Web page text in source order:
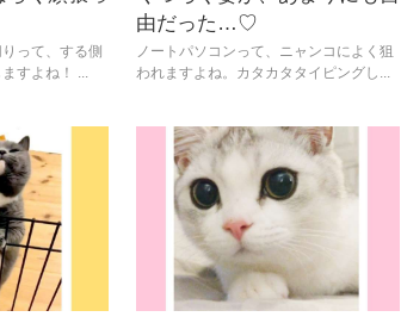
って、する側
すよね！ ...
由だった…♡
ノートパソコンって、ニャンコによく狙
われますよね。カタカタタイピングし...